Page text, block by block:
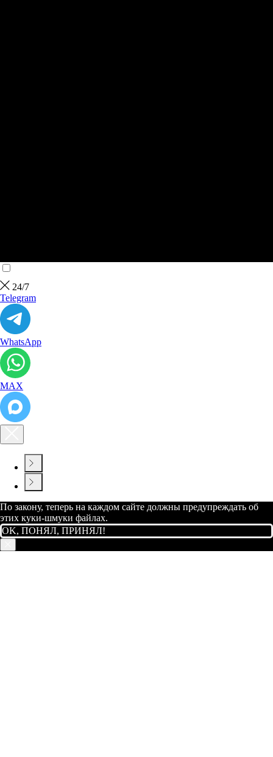
24/7
Telegram
WhatsApp
МАХ
По закону, теперь на каждом сайте должны предупреждать об
этих куки-шмуки файлах.
OK, ПОНЯЛ, ПРИНЯЛ!